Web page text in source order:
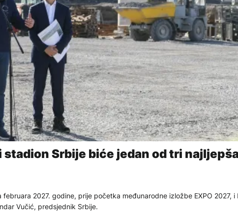
Srbije biće jedan od tri
2027. godine, prije početka međunarodne izložbe EXPO 2027, i
Vučić, predsjednik Srbije.